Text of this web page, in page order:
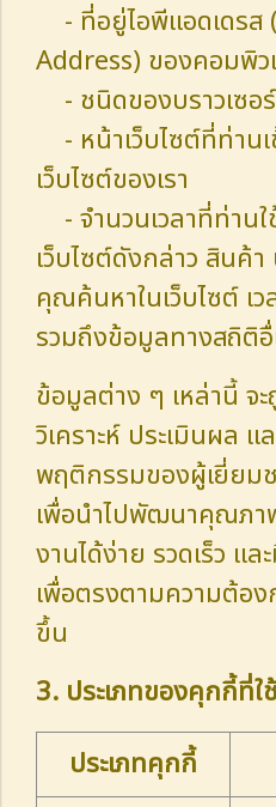
- ที่อยู่ไอพีแอดเดรส
Address) ของคอมพิว
- ชนิดของบราวเซอ
- หน้าเว็บไซต์ที่ท่าน
เว็บไซต์ของเรา
- จำนวนเวลาที่ท่าน
เว็บไซต์ดังกล่าว สินค้
คุณค้นหาในเว็บไซต์ เว
รวมถึงข้อมูลทางสถิติ
ข้อมูลต่าง ๆ เหล่านี้ จ
วิเคราะห์ ประเมินผล
พฤติกรรมของผู้เยี่ยม
เพื่อนำไปพัฒนาคุณภา
งานได้ง่าย รวดเร็ว แ
เพื่อตรงตามความต้อ
ขึ้น
3. ประเภทของคุกกี้ที่ใช้
ประเภทคุกกี้